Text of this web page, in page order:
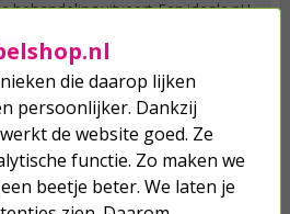
behandeling uitvoert. Een ideale pH-
het zwembad bij
jouw zwembadwater op peil
voor jouw zwembad
is: als je op een werkdag voor
jij het pakket de volgende dag al in
of heb je vragen over een
die daarop lijken
persoonlijker. Dankzij
de website goed. Ze
functie. Zo maken we
beetje beter. We laten je